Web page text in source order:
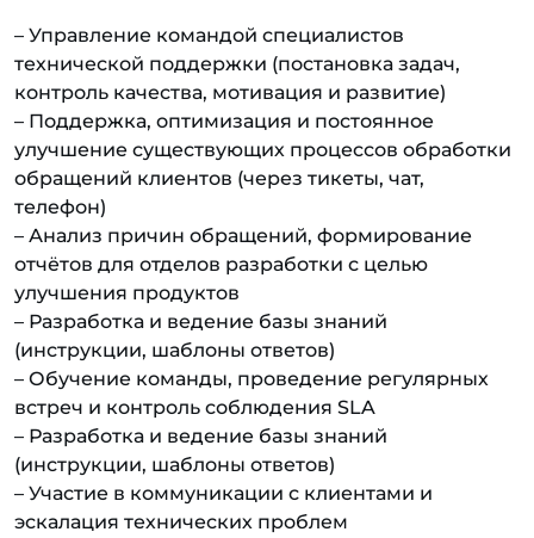
– Управление командой специалистов
технической поддержки (постановка задач,
контроль качества, мотивация и развитие)
– Поддержка, оптимизация и постоянное
улучшение существующих процессов обработки
обращений клиентов (через тикеты, чат,
телефон)
– Анализ причин обращений, формирование
отчётов для отделов разработки с целью
улучшения продуктов
– Разработка и ведение базы знаний
(инструкции, шаблоны ответов)
– Обучение команды, проведение регулярных
встреч и контроль соблюдения SLA
– Разработка и ведение базы знаний
(инструкции, шаблоны ответов)
– Участие в коммуникации с клиентами и
эскалация технических проблем